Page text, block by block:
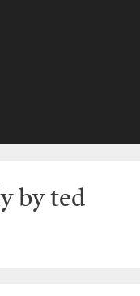
by ted